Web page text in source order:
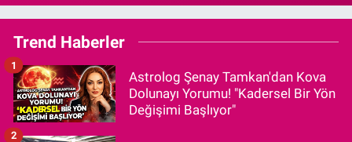
Trend Haberler
Astrolog Şenay Tamkan'dan Kova
Dolunayı Yorumu! "Kadersel Bir Yön
Değişimi Başlıyor"
1
2